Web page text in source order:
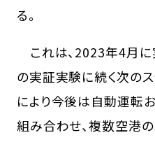
る。
これは、2023年4月
の実証実験に続く次の
により今後は自動運転
組み合わせ、複数空港